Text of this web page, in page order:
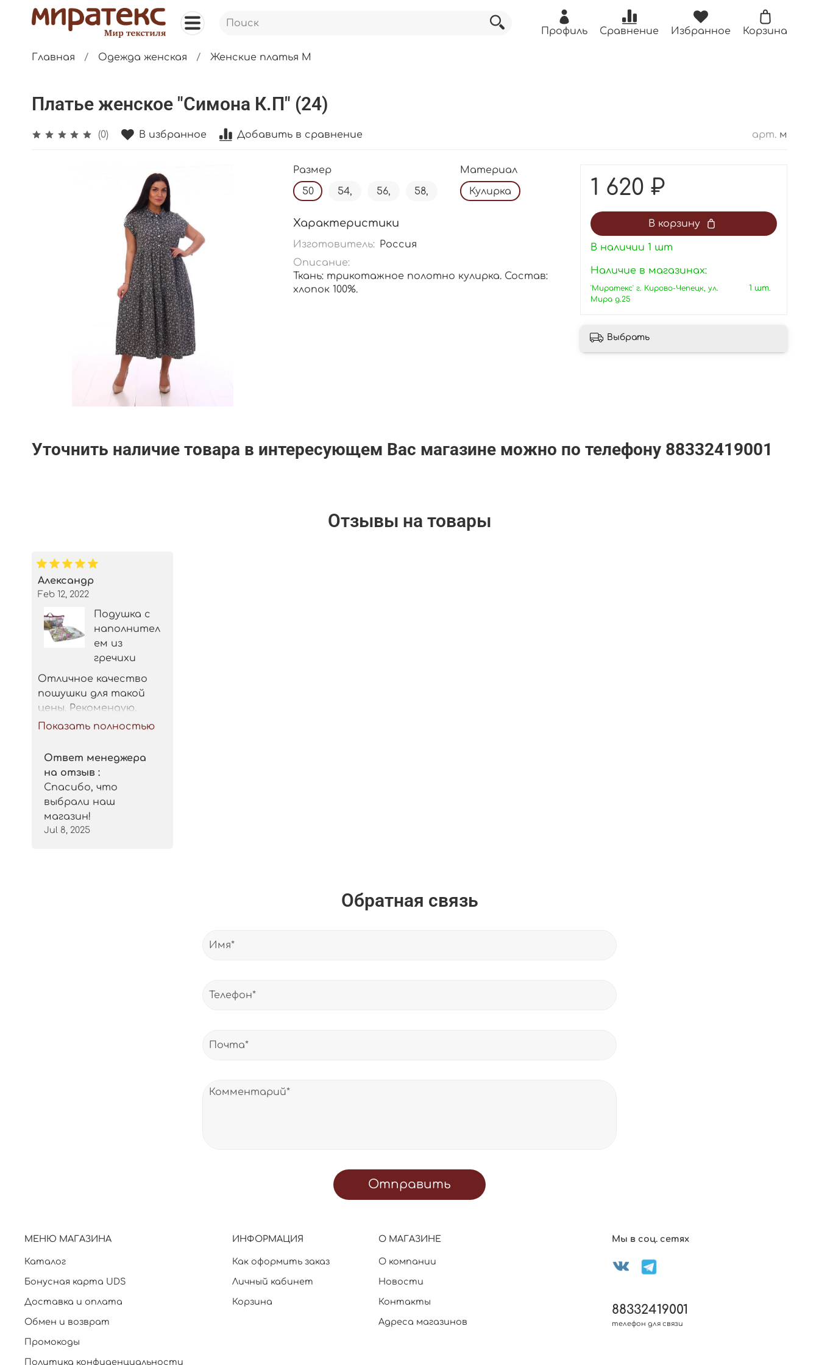
Профиль Сравнение Избранное Корзина
Главная Одежда женская Женские платья М
Платье женское "Симона К.П" (24)
(0) В избранное Добавить в сравнение арт. м
Размер
50
54, 56, 58,
Материал
Кулирка
Характеристики
Изготовитель: Россия
Описание:
Ткань: трикотажное полотно кулирка. Состав:
хлопок 100%.
1 620 ₽
В корзину
В наличии 1 шт
Наличие в магазинах:
'Миратекс' г. Кирово-Чепецк, ул.
Мира д.25
1 шт.
Выбрать
Уточнить наличие товара в интересующем Вас магазине можно по телефону 88332419001
Отзывы на товары
Александр
Feb 12, 2022
Подушка с
наполнител
ем из
гречихи
Отличное качество
пошушки для такой
цены. Рекомендую.
Показать полностью
Ответ менеджера
на отзыв :
Спасибо, что
выбрали наш
магазин!
Jul 8, 2025
Обратная связь
Отправить
МЕНЮ МАГАЗИНА
Каталог
Бонусная карта UDS
Доставка и оплата
Обмен и возврат
Промокоды
Политика конфиденциальности
ИНФОРМАЦИЯ
Как оформить заказ
Личный кабинет
Корзина
О МАГАЗИНЕ
О компании
Новости
Контакты
Адреса магазинов
Мы в соц. сетях
88332419001
телефон для связи